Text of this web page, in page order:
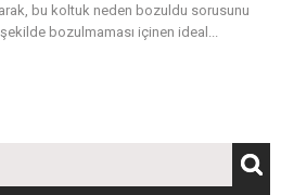
bu koltuk neden bozuldu sorusunu
bozulmaması içinen ideal...